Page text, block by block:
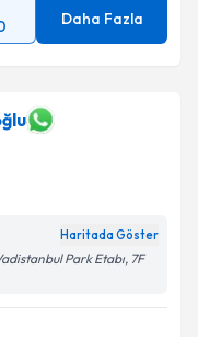
Daha Fazla
Haritada Göster
Park Etabı, 7F